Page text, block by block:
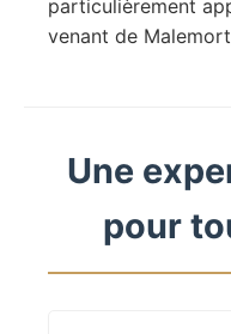
particulièrement
venant de
Une
pour